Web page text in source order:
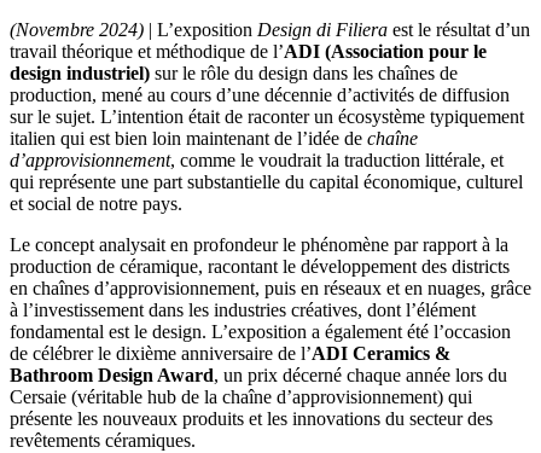
(Novembre 2024) | L’exposition Design di Filiera est le résultat d’un
travail théorique et méthodique de l’ADI (Association pour le
design industriel) sur le rôle du design dans les chaînes de
production, mené au cours d’une décennie d’activités de diffusion
sur le sujet. L’intention était de raconter un écosystème typiquement
italien qui est bien loin maintenant de l’idée de chaîne
d’approvisionnement, comme le voudrait la traduction littérale, et
qui représente une part substantielle du capital économique, culturel
et social de notre pays.
Le concept analysait en profondeur le phénomène par rapport à la
production de céramique, racontant le développement des districts
en chaînes d’approvisionnement, puis en réseaux et en nuages, grâce
à l’investissement dans les industries créatives, dont l’élément
fondamental est le design. L’exposition a également été l’occasion
de célébrer le dixième anniversaire de l’ADI Ceramics &
Bathroom Design Award, un prix décerné chaque année lors du
Cersaie (véritable hub de la chaîne d’approvisionnement) qui
présente les nouveaux produits et les innovations du secteur des
revêtements céramiques.